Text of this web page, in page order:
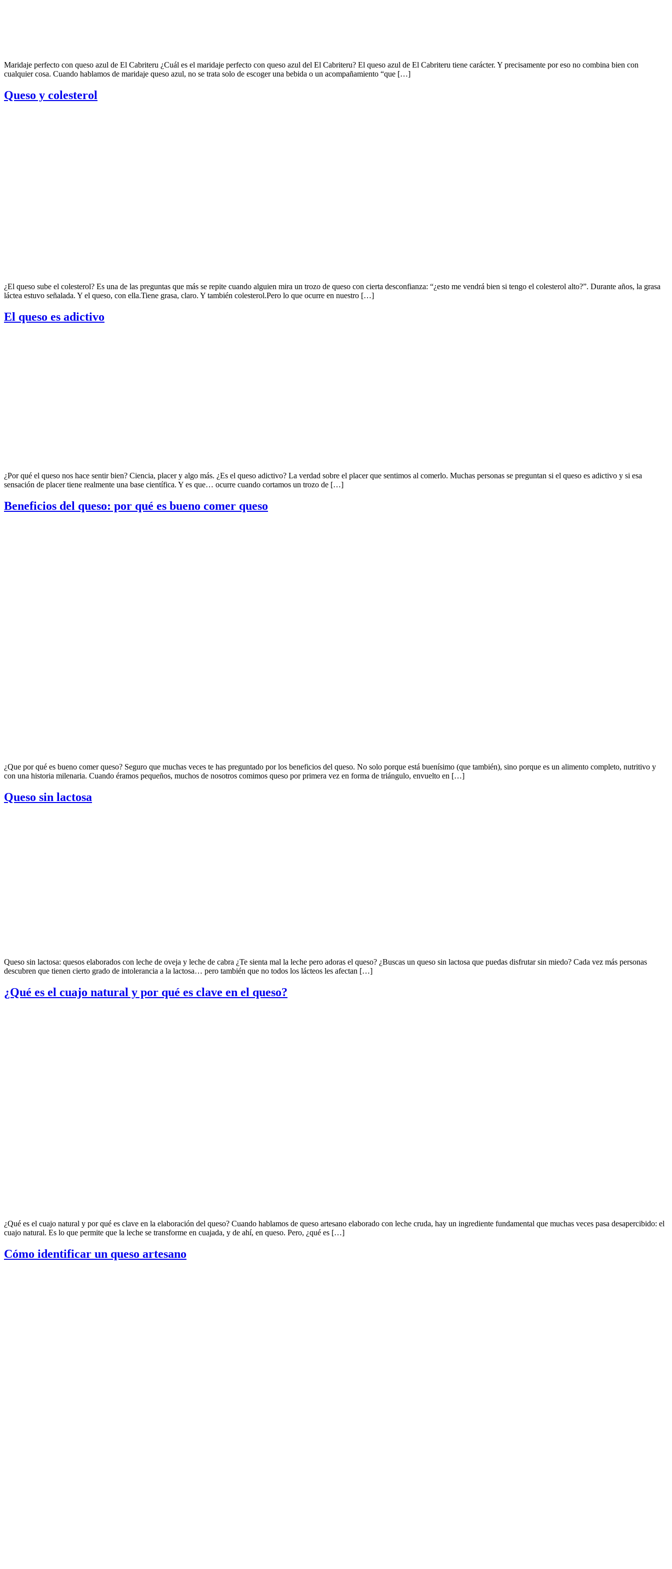
Maridaje perfecto con queso azul de El Cabriteru ¿Cuál es el maridaje perfecto con queso azul del El Cabriteru? El queso azul de El Cabriteru tiene carácter. Y precisamente por eso no combina bien con
cualquier cosa. Cuando hablamos de maridaje queso azul, no se trata solo de escoger una bebida o un acompañamiento “que […]
Queso y colesterol
¿El queso sube el colesterol? Es una de las preguntas que más se repite cuando alguien mira un trozo de queso con cierta desconfianza: “¿esto me vendrá bien si tengo el colesterol alto?”. Durante años, la grasa
láctea estuvo señalada. Y el queso, con ella.Tiene grasa, claro. Y también colesterol.Pero lo que ocurre en nuestro […]
El queso es adictivo
¿Por qué el queso nos hace sentir bien? Ciencia, placer y algo más. ¿Es el queso adictivo? La verdad sobre el placer que sentimos al comerlo. Muchas personas se preguntan si el queso es adictivo y si esa
sensación de placer tiene realmente una base científica. Y es que… ocurre cuando cortamos un trozo de […]
Beneficios del queso: por qué es bueno comer queso
¿Que por qué es bueno comer queso? Seguro que muchas veces te has preguntado por los beneficios del queso. No solo porque está buenísimo (que también), sino porque es un alimento completo, nutritivo y
con una historia milenaria. Cuando éramos pequeños, muchos de nosotros comimos queso por primera vez en forma de triángulo, envuelto en […]
Queso sin lactosa
Queso sin lactosa: quesos elaborados con leche de oveja y leche de cabra ¿Te sienta mal la leche pero adoras el queso? ¿Buscas un queso sin lactosa que puedas disfrutar sin miedo? Cada vez más personas
descubren que tienen cierto grado de intolerancia a la lactosa… pero también que no todos los lácteos les afectan […]
¿Qué es el cuajo natural y por qué es clave en el queso?
¿Qué es el cuajo natural y por qué es clave en la elaboración del queso? Cuando hablamos de queso artesano elaborado con leche cruda, hay un ingrediente fundamental que muchas veces pasa desapercibido: el
cuajo natural. Es lo que permite que la leche se transforme en cuajada, y de ahí, en queso. Pero, ¿qué es […]
Cómo identificar un queso artesano